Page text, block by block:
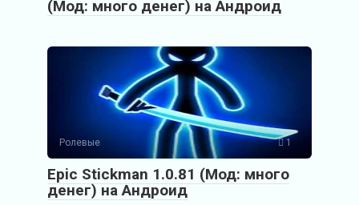
(Мод: много денег) на Андроид
Ролевые 1
Epic Stickman 1.0.81 (Мод: много
денег) на Андроид